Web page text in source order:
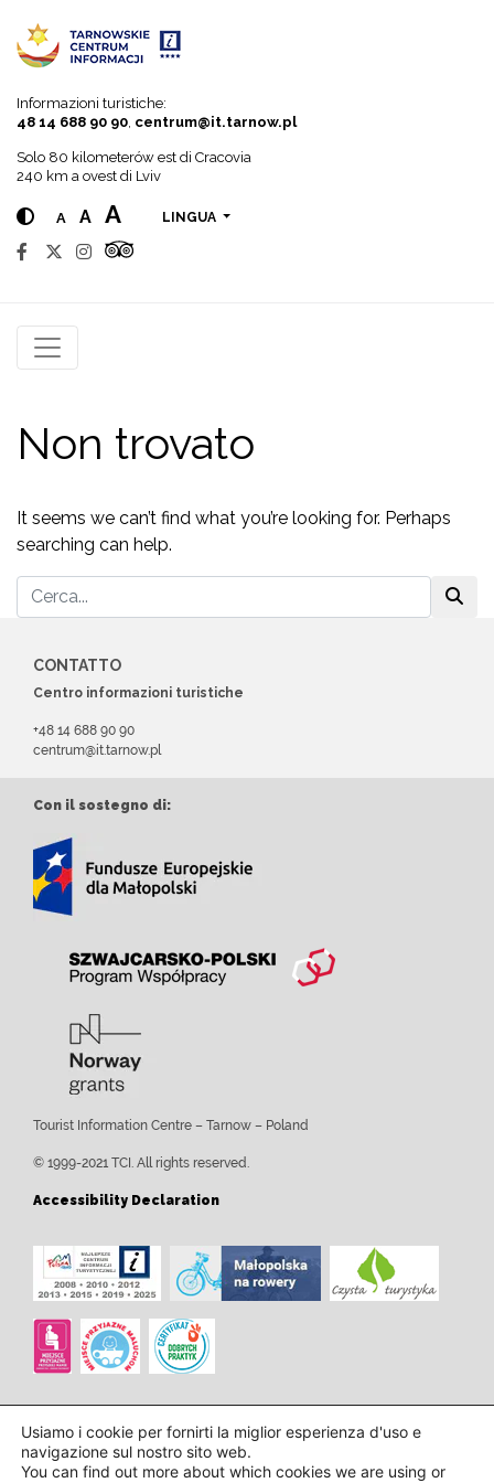
Informazioni turistiche:
48 14 688 90 90 centrum@it.tarnow.pl
Solo 80 kilometerów est di Cracovia
240 km a ovest di Lviv
A A A LINGUA
Non trovato
It seems we can’t find what you’re looking for. Perhaps
searching can help.
CONTATTO
Centro informazioni turistiche
+48 14 688 90 90
centrum@it.tarnow.pl
Con il sostegno di:
Tourist Information Centre – Tarnow – Poland
© 1999-2021 TCI. All rights reserved.
Accessibility Declaration
Usiamo i cookie per fornirti la miglior esperienza d'uso e
navigazione sul nostro sito web.
You can find out more about which cookies we are using or